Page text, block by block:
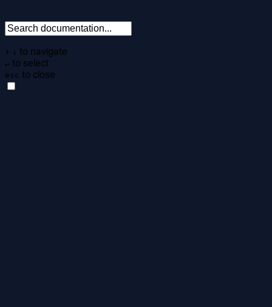
↑ ↓ to navigate
↵ to select
esc to close